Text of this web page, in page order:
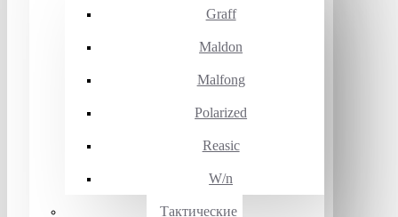
Graff
Maldon
Malfong
Polarized
Reasic
W/n
Тактические